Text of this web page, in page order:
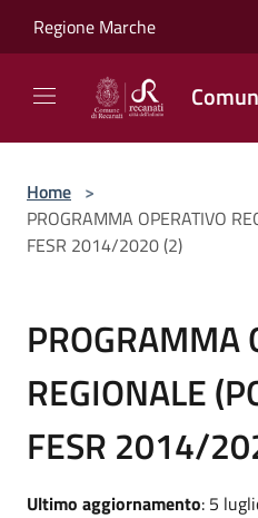
Regione Marche
Home >
PROGRAMMA OPERATIVO
FESR 2014/2020 (2)
PROGRAMMA
REGIONALE
FESR 2014/
Ultimo aggiornamento: 5